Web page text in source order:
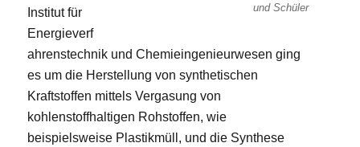
und Schüler
Institut für
Energieverf
ahrenstechnik und Chemieingenieurwesen ging
es um die Herstellung von synthetischen
Kraftstoffen mittels Vergasung von
kohlenstoffhaltigen Rohstoffen, wie
beispielsweise Plastikmüll, und die Synthese